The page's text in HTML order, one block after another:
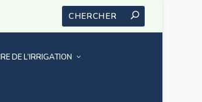
DE L’IRRIGATION